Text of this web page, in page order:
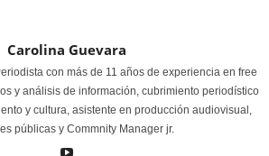
Carolina Guevara
con más de 11 años de experiencia en free
y análisis de información, cubrimiento periodístico
y cultura, asistente en producción audiovisual,
públicas y Commnity Manager jr.